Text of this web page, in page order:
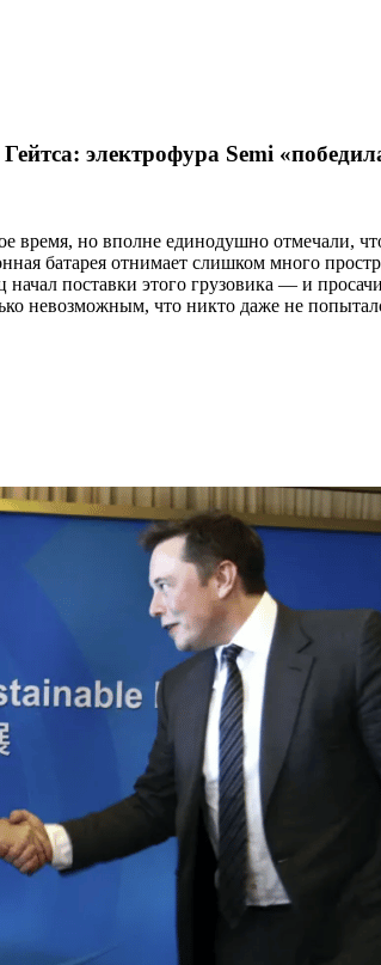
электрофура Semi
время, но вполне единодушно
батарея отнимает слишком много
поставки этого грузовика — и
невозможным, что никто даже не